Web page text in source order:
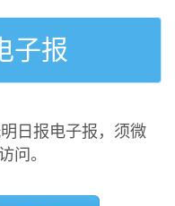
子报
日报电子报，须微
问。